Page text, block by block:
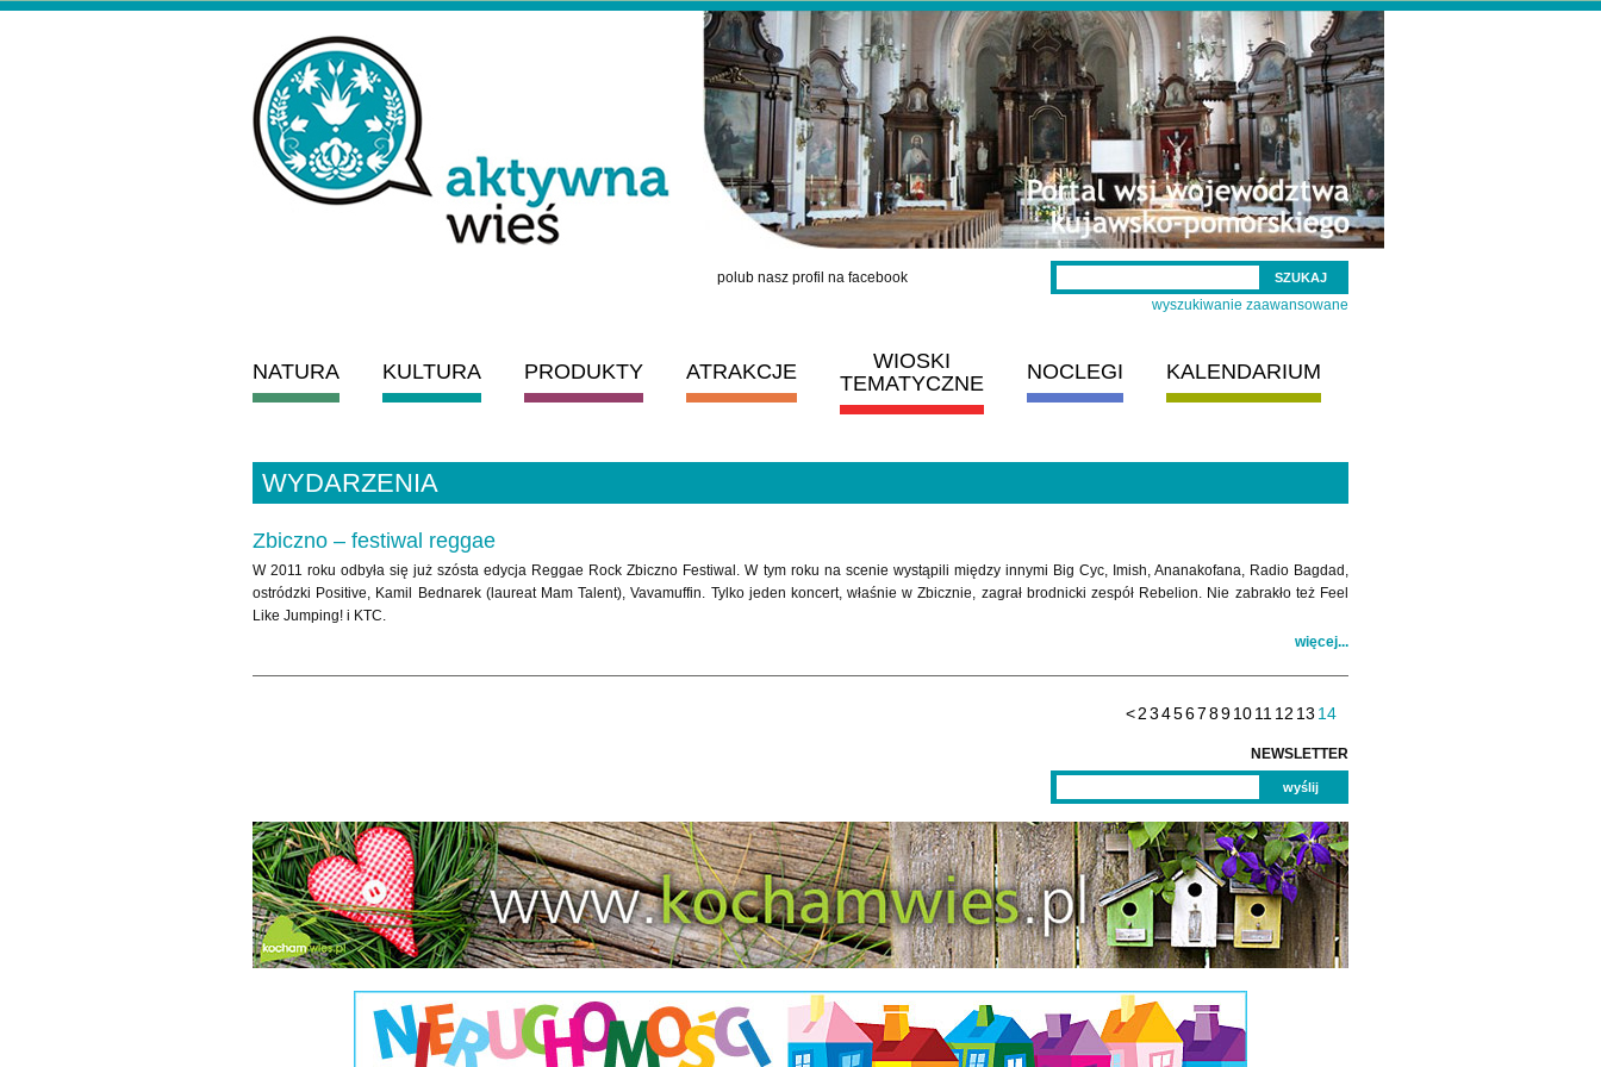
polub nasz profil na facebook
wyszukiwanie zaawansowane
NATURA KULTURA PRODUKTY ATRAKCJE
WIOSKI
TEMATYCZNE
NOCLEGI KALENDARIUM
WYDARZENIA
Zbiczno – festiwal reggae
W 2011 roku odbyła się już szósta edycja Reggae Rock Zbiczno Festiwal. W tym roku na scenie wystąpili między innymi Big Cyc, Imish, Ananakofana, Radio Bagdad,
ostródzki Positive, Kamil Bednarek (laureat Mam Talent), Vavamuffin. Tylko jeden koncert, właśnie w Zbicznie, zagrał brodnicki zespół Rebelion. Nie zabrakło też Feel
Like Jumping! i KTC.
więcej...
<234567891011 12 13 14
NEWSLETTER